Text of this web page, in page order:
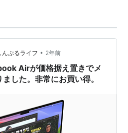
ぷるライフ • 2年前
Airが価格据え置きでメ
した。非常にお買い得。